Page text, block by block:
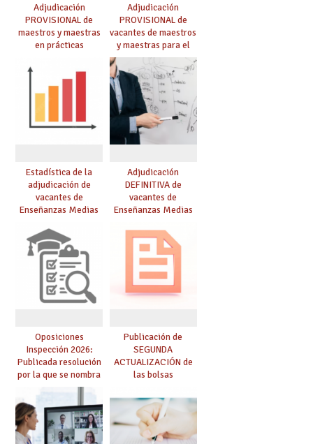
Adjudicación
PROVISIONAL de
maestros y maestras
en prácticas
Adjudicación
PROVISIONAL de
vacantes de maestros
y maestras para el
curso 26-27
Estadística de la
adjudicación de
vacantes de
Enseñanzas Medias
Adjudicación
DEFINITIVA de
vacantes de
Enseñanzas Medias
Oposiciones
Inspección 2026:
Publicada resolución
por la que se nombra
funcionarios/as en
prácticas, se regulan
dichas prácticas y se
convoca acto público
de adjudicación
Publicación de
SEGUNDA
ACTUALIZACIÓN de
las bolsas
Cuerpo de Maestros
de especialidades
convocadas a
oposición